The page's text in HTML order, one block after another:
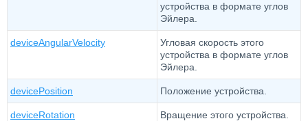
устройства в формате углов
Эйлера.
deviceAngularVelocity
Угловая скорость этого
устройства в формате углов
Эйлера.
devicePosition Положение устройства.
deviceRotation Вращение этого устройства.